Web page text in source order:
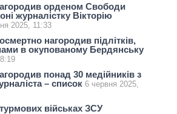
орденом Свободи
журналістку Вікторію
2025, 11:33
нагородив підлітків,
в окупованому Бердянську
понад 30 медійників з
– список 6 червня 2025,
військах ЗСУ